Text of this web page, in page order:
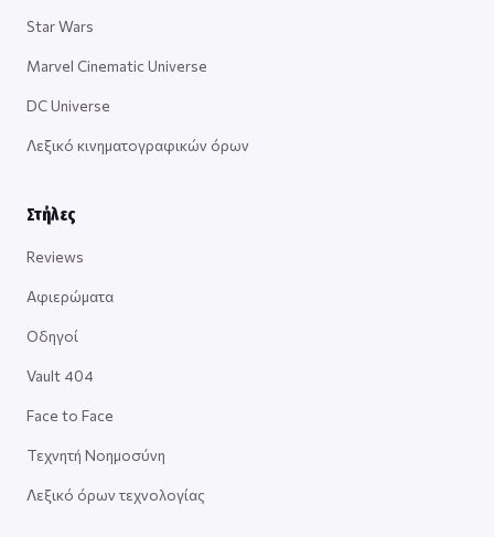
Star Wars
Marvel Cinematic Universe
DC Universe
Λεξικό κινηματογραφικών όρων
Στήλες
Reviews
Αφιερώματα
Οδηγοί
Vault 404
Face to Face
Τεχνητή Νοημοσύνη
Λεξικό όρων τεχνολογίας